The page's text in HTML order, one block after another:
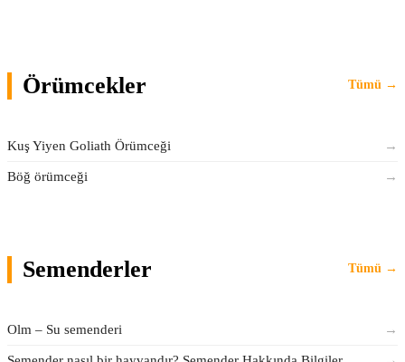
Örümcekler Tümü →
Kuş Yiyen Goliath Örümceği →
Böğ örümceği →
Semenderler Tümü →
Olm – Su semenderi →